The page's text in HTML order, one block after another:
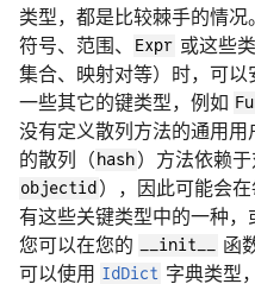
类型，都是比较棘手的情况
符号、范围、
Expr 或这些
集合、映射对等）时，可
一些其它的键类型，例如
没有定义散列方法的通用用
的散列（ hash ）方法依赖
objectid ），因此可能会
有这些关键类型中的一种，
您可以在您的 __init__ 函
可以使用 IdDict 字典类型